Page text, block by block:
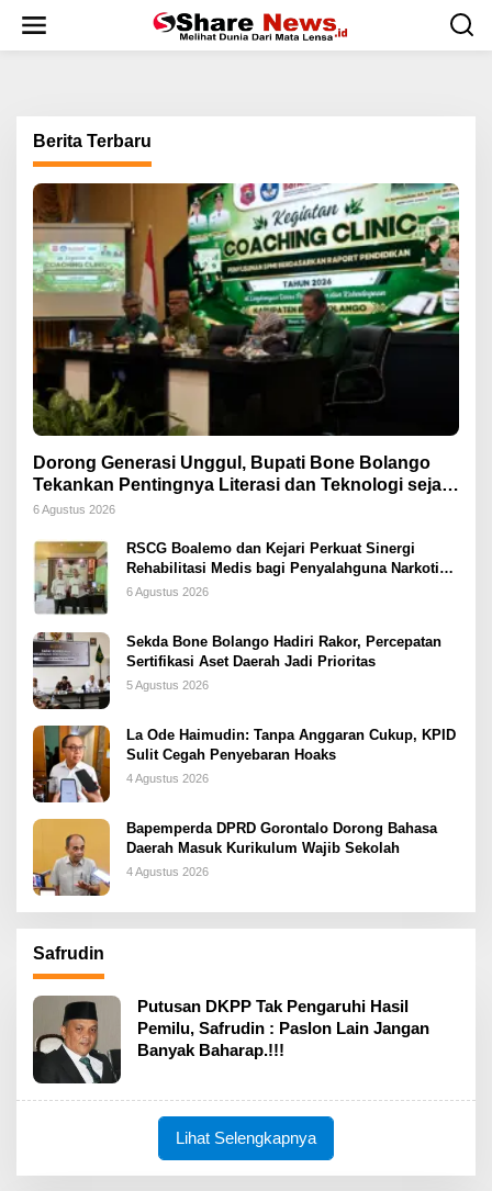
w
Berita Terbaru
Dorong Generasi Unggul, Bupati Bone Bolango
Tekankan Pentingnya Literasi dan Teknologi sejak
Dini
6 Agustus 2026
RSCG Boalemo dan Kejari Perkuat Sinergi
Rehabilitasi Medis bagi Penyalahguna Narkotika
melalui Keadilan Restoratif
6 Agustus 2026
Sekda Bone Bolango Hadiri Rakor, Percepatan
Sertifikasi Aset Daerah Jadi Prioritas
5 Agustus 2026
La Ode Haimudin: Tanpa Anggaran Cukup, KPID
Sulit Cegah Penyebaran Hoaks
4 Agustus 2026
Bapemperda DPRD Gorontalo Dorong Bahasa
Daerah Masuk Kurikulum Wajib Sekolah
4 Agustus 2026
Safrudin
Putusan DKPP Tak Pengaruhi Hasil
Pemilu, Safrudin : Paslon Lain Jangan
Banyak Baharap.!!!
Lihat Selengkapnya